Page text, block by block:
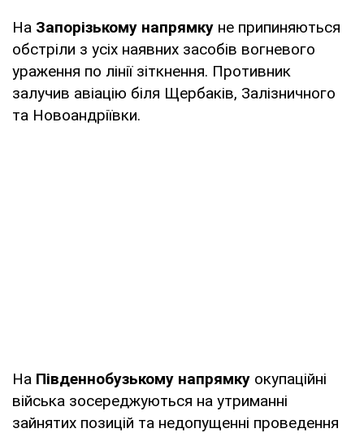
На Запорізькому напрямку не припиняються
обстріли з усіх наявних засобів вогневого
ураження по лінії зіткнення. Противник
залучив авіацію біля Щербаків, Залізничного
та Новоандріївки.
На Південнобузькому напрямку окупаційні
війська зосереджуються на утриманні
зайнятих позицій та недопущенні проведення